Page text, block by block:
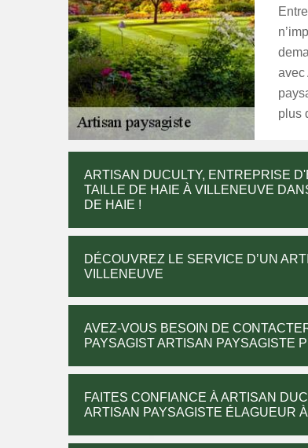
avec
plus
ARTISAN DUCULTY, ENTREPRISE
TAILLE DE HAIE À VILLENEUVE
DE HAIE !
DÉCOUVREZ LE SERVICE D’UN
VILLENEUVE
AVEZ-VOUS BESOIN DE
PAYSAGIST ARTISAN PAYSAGISTE
FAITES CONFIANCE À ARTISAN
ARTISAN PAYSAGISTE ÉLAGUEUR